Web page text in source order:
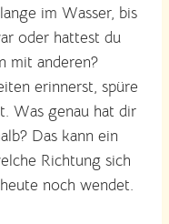
im Wasser, bis
oder hattest du
mit anderen?
erinnerst, spüre
Was genau hat dir
Das kann ein
Richtung sich
noch wendet.